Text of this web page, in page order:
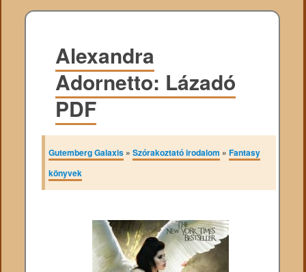
Alexandra
Adornetto: Lázadó
PDF
Gutemberg Galaxis »Szórakoztató irodalom »Fantasy
könyvek